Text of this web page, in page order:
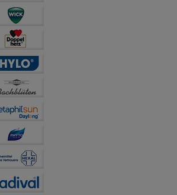
Statistik & Tracking:
sammeln, mit deren Hilfe wir unsere Website
auch die Werbung auf Drittseiten möglichst
teilweise an Dritte wie z.B. Google oder